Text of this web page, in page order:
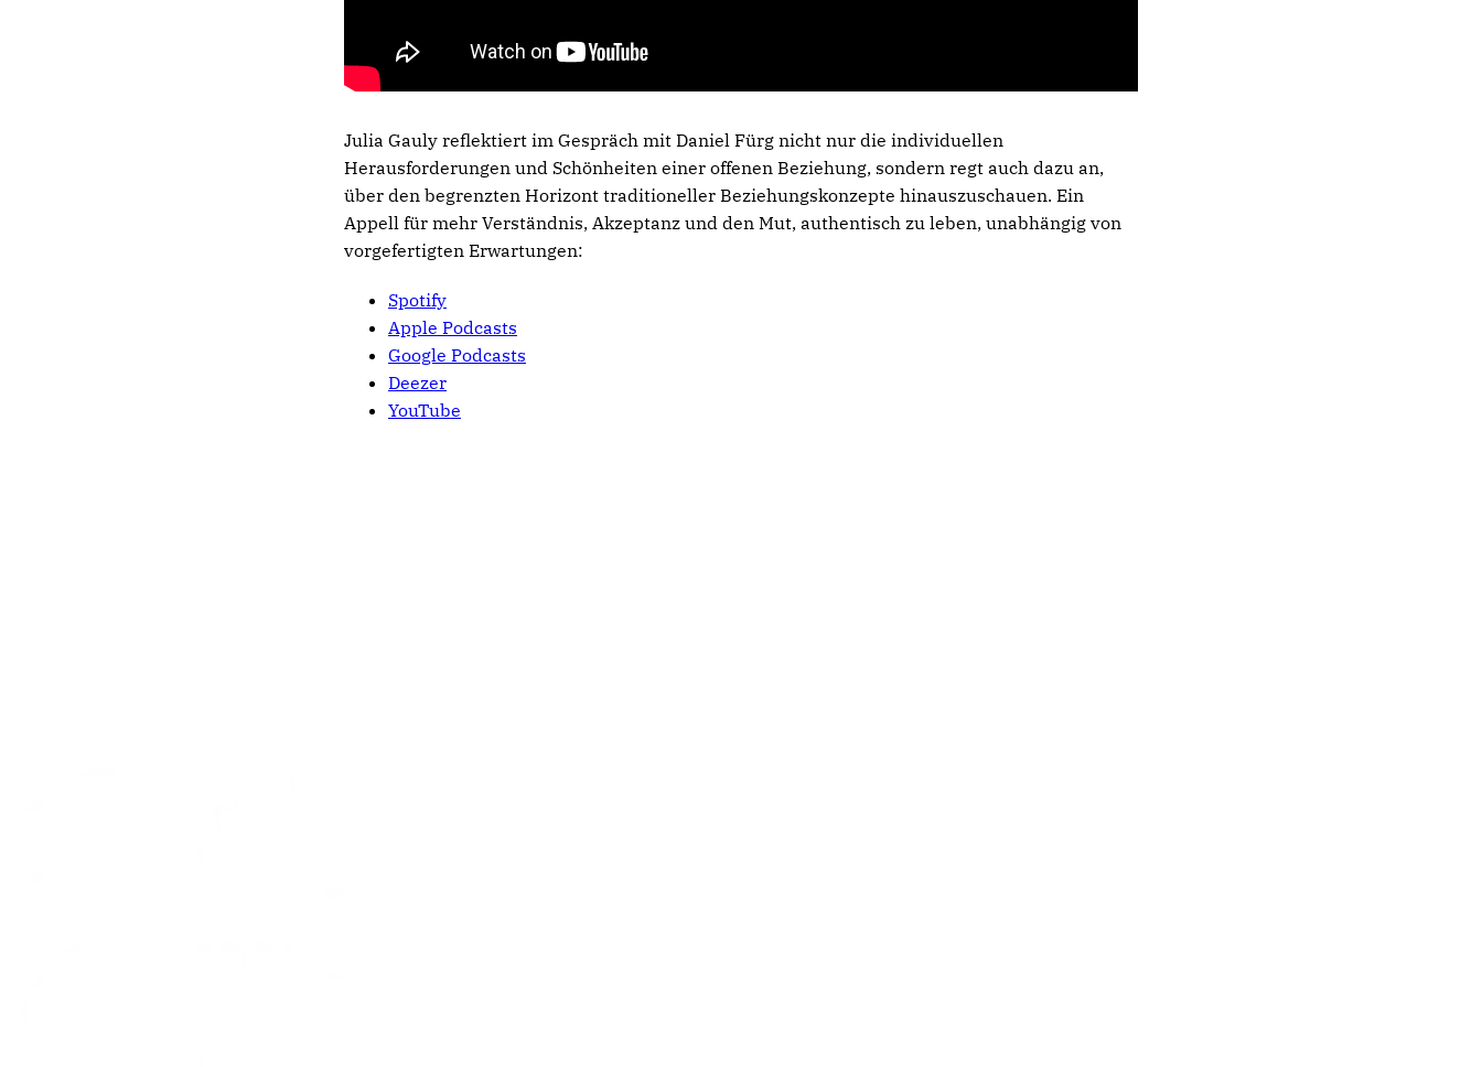
Julia Gauly reflektiert im Gespräch mit Daniel Fürg nicht nur die individuellen
Herausforderungen und Schönheiten einer offenen Beziehung, sondern regt auch dazu an,
über den begrenzten Horizont traditioneller Beziehungskonzepte hinauszuschauen. Ein
Appell für mehr Verständnis, Akzeptanz und den Mut, authentisch zu leben, unabhängig von
vorgefertigten Erwartungen:
Spotify
Apple Podcasts
Google Podcasts
Deezer
YouTube